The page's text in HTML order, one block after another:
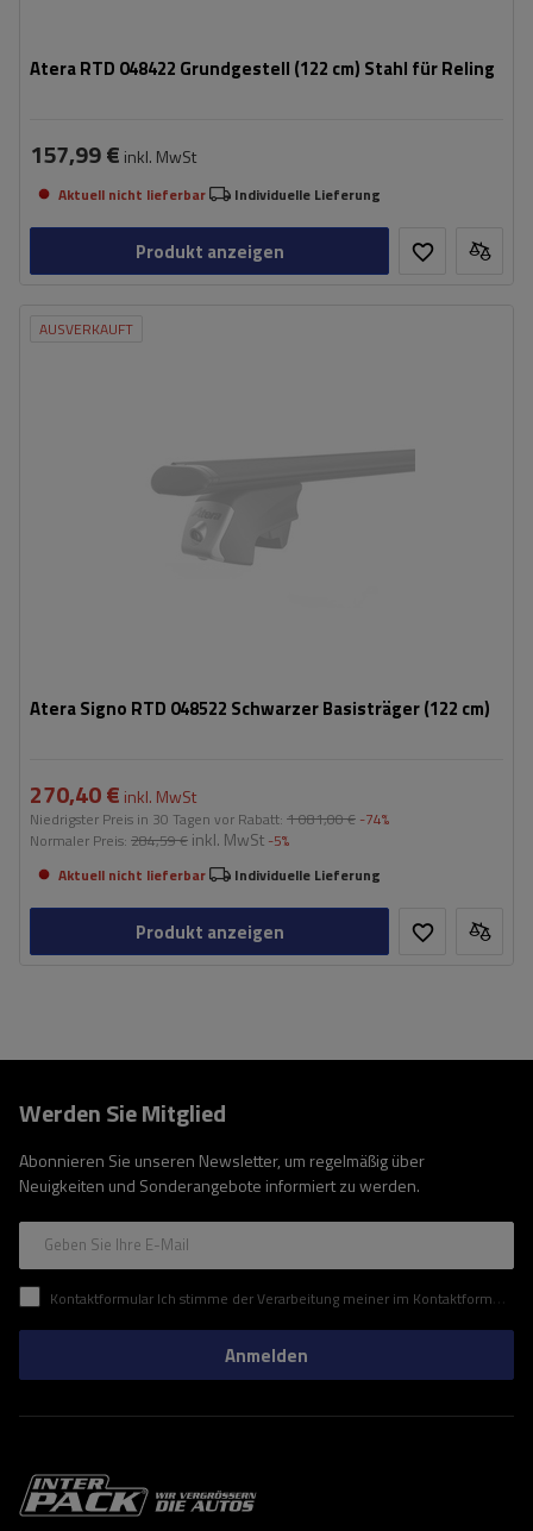
Atera RTD 048422 Grundgestell (122 cm) Stahl für Reling
157,99 € inkl. MwSt
Aktuell nicht lieferbar Individuelle Lieferung
Produkt anzeigen
AUSVERKAUFT
Atera Signo RTD 048522 Schwarzer Basisträger (122 cm)
270,40 € inkl. MwSt
Niedrigster Preis in 30 Tagen vor Rabatt: 1 081,00 € -74%
Normaler Preis: 284,59 € inkl. MwSt -5%
Aktuell nicht lieferbar
Individuelle Lieferung
Produkt anzeigen
Werden Sie Mitglied
Abonnieren Sie unseren Newsletter, um regelmäßig über
Neuigkeiten und Sonderangebote informiert zu werden.
Geben Sie Ihre E-Mail
Kontaktformular Ich stimme der Verarbeitung meiner im Kontaktformular enthaltenen personenbezogenen Daten gemäß der Verordnung (EU) des Europäischen Parlaments und des Rates zu.
Anmelden